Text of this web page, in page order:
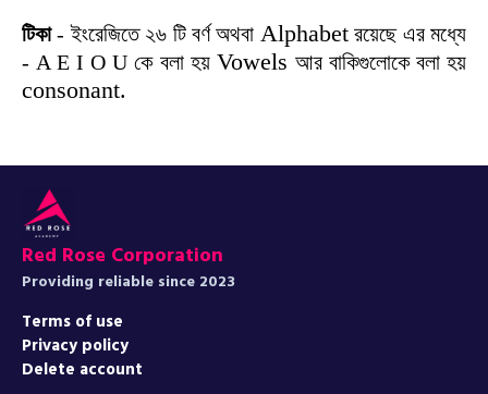
টিকা- ইংরেজিতে ২৬ টি বর্ণ অথবা Alphabetরয়েছে এর মধ্যে
- A E I O U কে বলা হয় Vowels আর বাকিগুলোকে বলা হয়
consonant.
Red Rose Corporation
Providing reliable since 2023
Terms of use
Privacy policy
Delete account